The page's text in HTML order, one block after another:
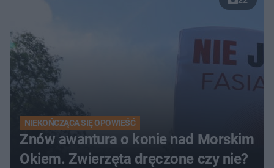
NIEKOŃCZĄCA SIĘ OPOWIEŚĆ
Znów awantura o konie nad Morskim
Okiem. Zwierzęta dręczone czy nie?